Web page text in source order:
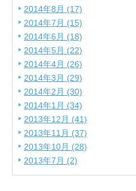
2014年8月 (17)
2014年7月 (15)
2014年6月 (18)
2014年5月 (22)
2014年4月 (26)
2014年3月 (29)
2014年2月 (30)
2014年1月 (34)
2013年12月 (41)
2013年11月 (37)
2013年10月 (28)
2013年7月 (2)